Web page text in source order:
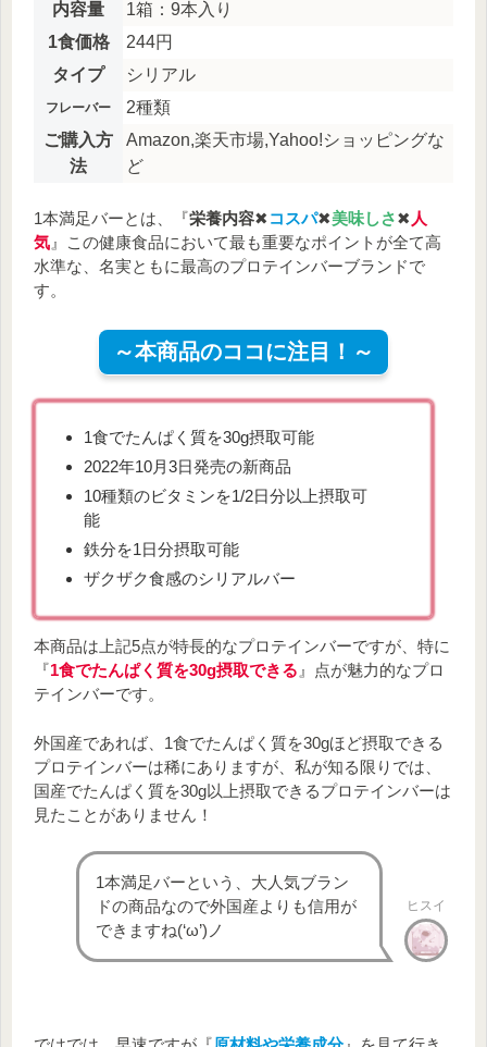
内容量
1箱：9本入り
1食価格
244円
タイプ
シリアル
フレーバー
2種類
ご購入方
法
Amazon,楽天市場,Yahoo!ショッピングな
ど
1本満足バーとは、『栄養内容✖ コスパ✖美味しさ✖ 人
気』この健康食品において最も重要なポイントが全て高
水準な、名実ともに最高のプロテインバーブランドで
す。
～本商品のココに注目！～
1食でたんぱく質を30g摂取可能
2022年10月3日発売の新商品
10種類のビタミンを1/2日分以上摂取可
能
鉄分を1日分摂取可能
ザクザク食感のシリアルバー
本商品は上記5点が特長的なプロテインバーですが、特に
『1食でたんぱく質を30g摂取できる』点が魅力的なプロ
テインバーです。
外国産であれば、1食でたんぱく質を30gほど摂取できる
プロテインバーは稀にありますが、私が知る限りでは、
国産でたんぱく質を30g以上摂取できるプロテインバーは
見たことがありません！
1本満足バーという、大人気ブラン
ドの商品なので外国産よりも信用が
できますね(‘ω’)ノ
ヒスイ